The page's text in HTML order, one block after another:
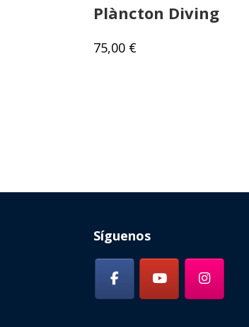
Plàncton Diving
75,00 €
Síguenos